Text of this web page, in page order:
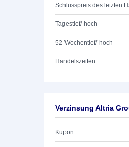
Schlusspreis des letzten
Tagestief/-hoch
52-Wochentief/-hoch
Handelszeiten
Verzinsung Altria
Kupon